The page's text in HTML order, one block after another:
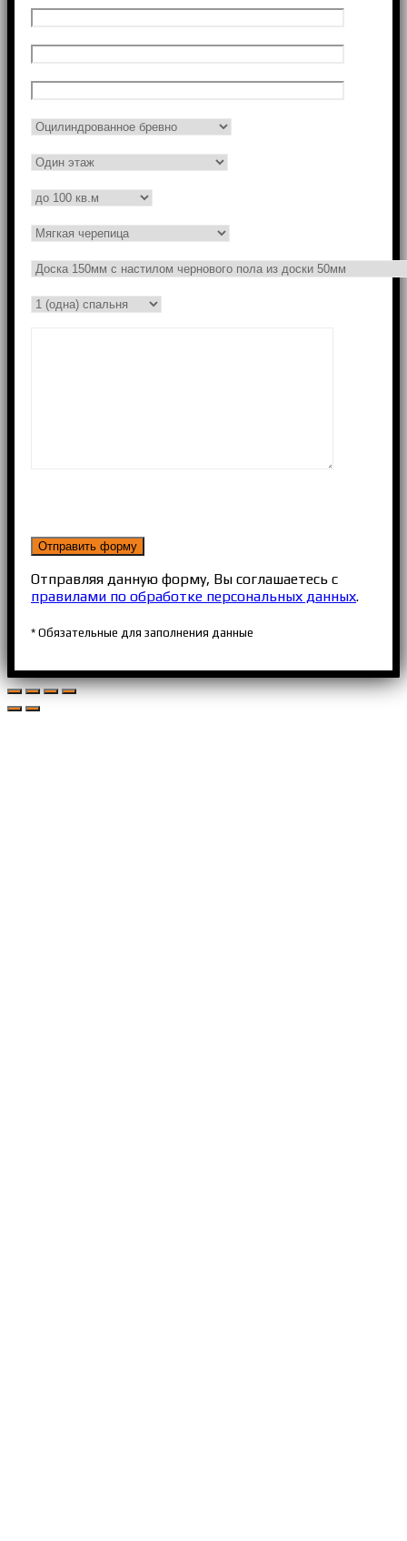
Отправляя данную форму, Вы соглашаетесь с
правилами по обработке персональных данных.
* Обязательные для заполнения данные